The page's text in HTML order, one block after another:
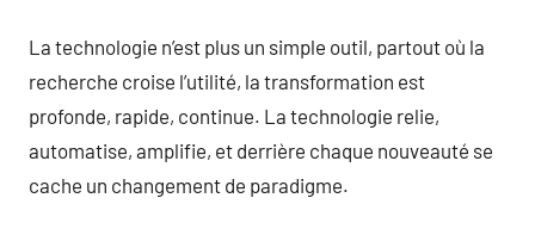
La technologie n’est plus un simple outil, partout où la
recherche croise l’utilité, la transformation est
profonde, rapide, continue. La technologie relie,
automatise, amplifie, et derrière chaque nouveauté se
cache un changement de paradigme.